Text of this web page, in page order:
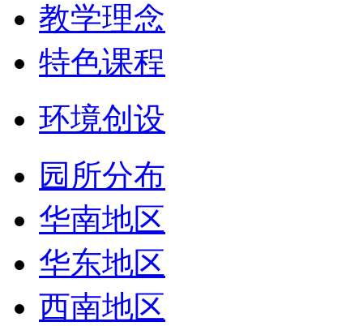
教学理念
特色课程
环境创设
园所分布
华南地区
华东地区
西南地区